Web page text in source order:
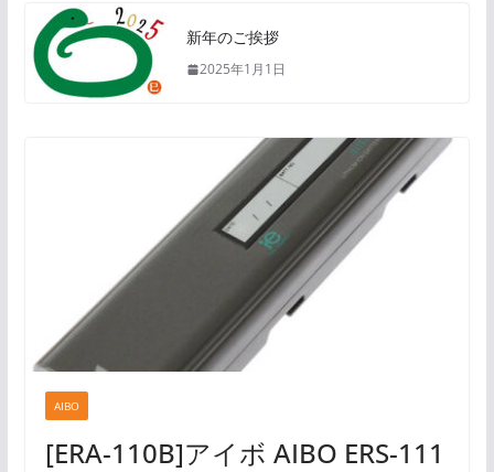
新年のご挨拶
2025年1月1日
AIBO
[ERA-110B]アイボ AIBO ERS-111